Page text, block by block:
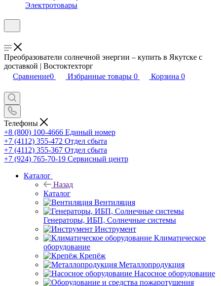
Электротовары
Преобразователи солнечной энергии – купить в Якутске с
доставкой | Востоктехторг
Сравнение0 Избранные товары 0 Корзина 0
Телефоны
+8 (800) 100-4666 Единый номер
+7 (4112) 355-472 Отдел сбыта
+7 (4112) 355-367 Отдел сбыта
+7 (924) 765-70-19 Сервисный центр
Каталог
Назад
Каталог
Вентиляция
Генераторы, ИБП, Солнечные системы
Инструмент
Климатическое
оборудование
Крепёж
Металлопродукция
Насосное оборудование